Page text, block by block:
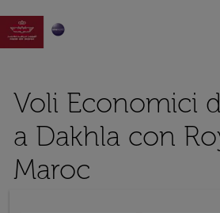

Voli Economici
a Dakhla con
Maroc